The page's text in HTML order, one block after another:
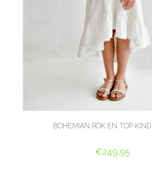
BOHEMIAN ROK EN TOP
€249,95